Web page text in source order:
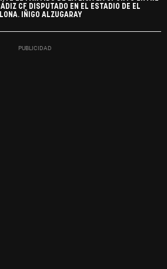
CF DISPUTADO EN EL ESTADIO DE EL
IÑIGO ALZUGARAY